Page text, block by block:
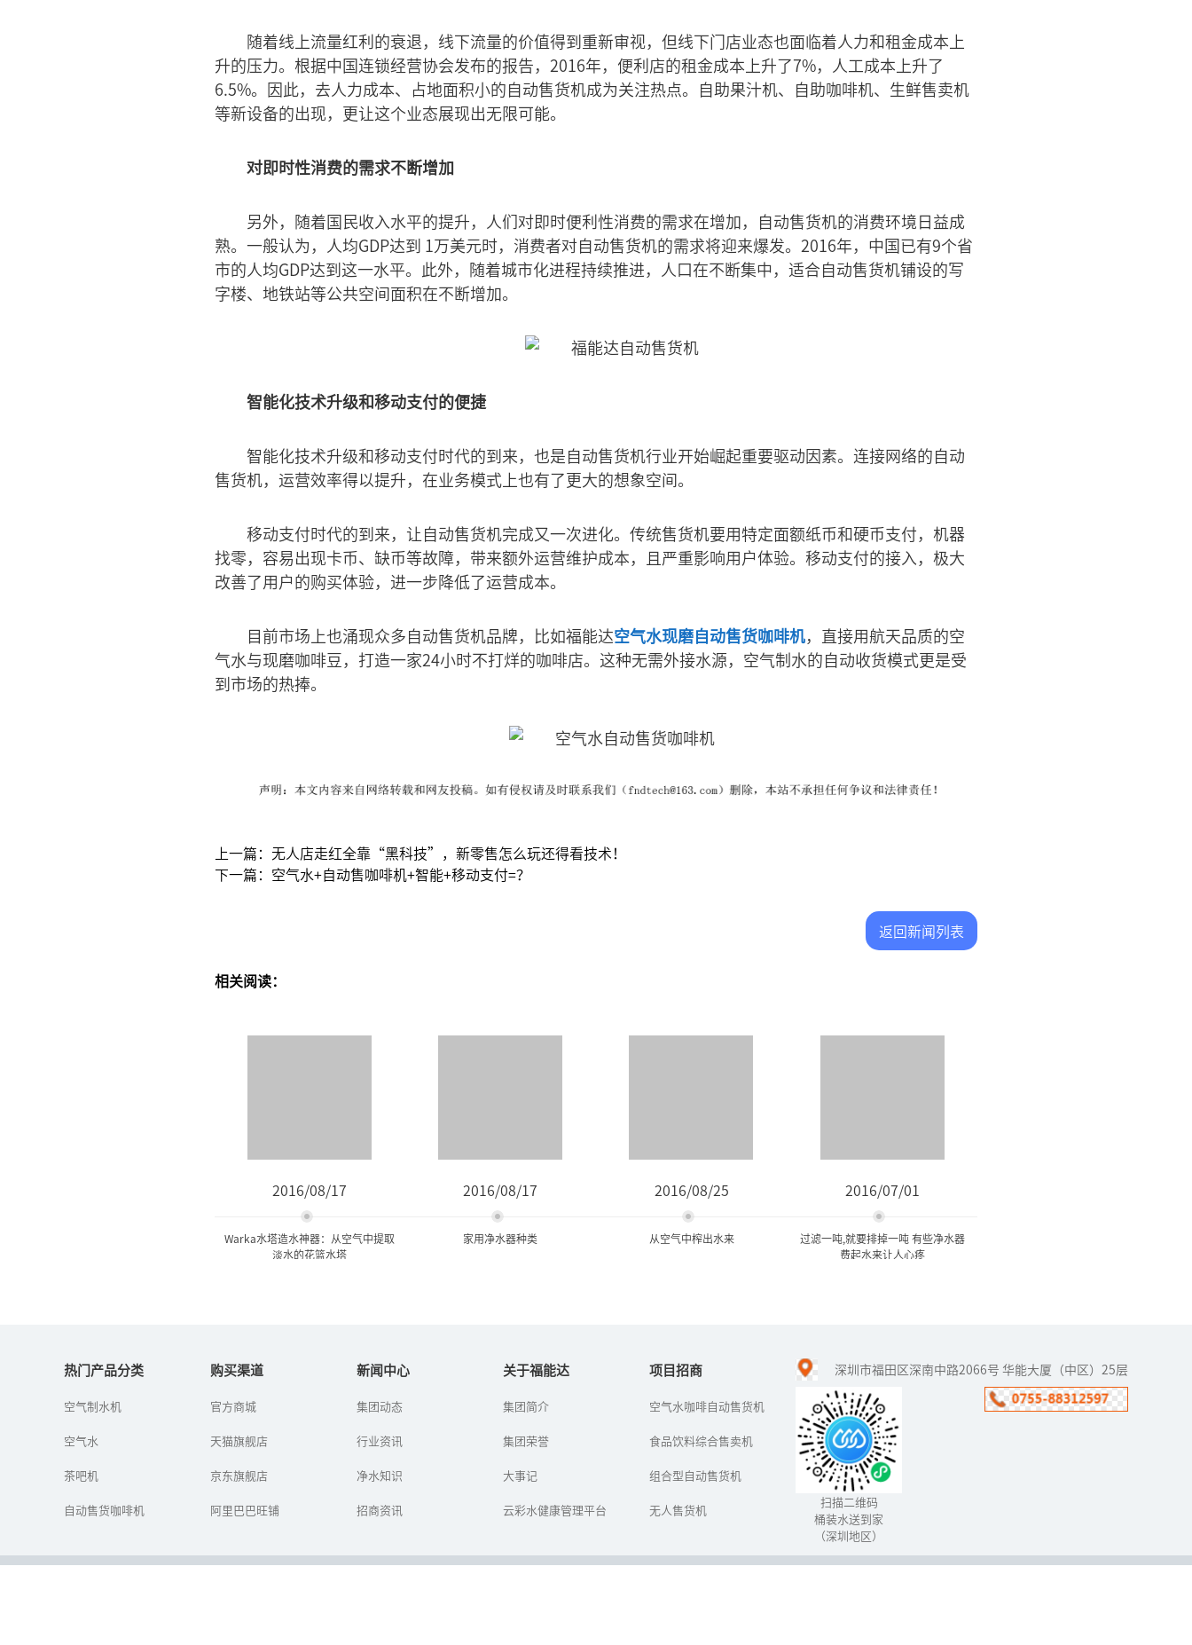
随着线上流量红利的衰退，线下流量的价值得到重新审视，但线下门店业态也面临着人力和租金成本上
升的压力。根据中国连锁经营协会发布的报告，2016年，便利店的租金成本上升了7%，人工成本上升了
6.5%。因此，去人力成本、占地面积小的自动售货机成为关注热点。自助果汁机、自助咖啡机、生鲜售卖机
等新设备的出现，更让这个业态展现出无限可能。
对即时性消费的需求不断增加
另外，随着国民收入水平的提升，人们对即时便利性消费的需求在增加，自动售货机的消费环境日益成
熟。一般认为，人均GDP达到 1万美元时，消费者对自动售货机的需求将迎来爆发。2016年，中国已有9个省
市的人均GDP达到这一水平。此外，随着城市化进程持续推进，人口在不断集中，适合自动售货机铺设的写
字楼、地铁站等公共空间面积在不断增加。
智能化技术升级和移动支付的便捷
智能化技术升级和移动支付时代的到来，也是自动售货机行业开始崛起重要驱动因素。连接网络的自动
售货机，运营效率得以提升，在业务模式上也有了更大的想象空间。
移动支付时代的到来，让自动售货机完成又一次进化。传统售货机要用特定面额纸币和硬币支付，机器
找零，容易出现卡币、缺币等故障，带来额外运营维护成本，且严重影响用户体验。移动支付的接入，极大
改善了用户的购买体验，进一步降低了运营成本。
目前市场上也涌现众多自动售货机品牌，比如福能达空气水现磨自动售货咖啡机，直接用航天品质的空
气水与现磨咖啡豆，打造一家24小时不打烊的咖啡店。这种无需外接水源，空气制水的自动收货模式更是受
到市场的热捧。
上一篇：无人店走红全靠“黑科技”，新零售怎么玩还得看技术！
下一篇：空气水+自动售咖啡机+智能+移动支付=？
返回新闻列表
相关阅读：
2016/08/17
Warka水塔造水神器：从空气中提取
淡水的花篮水塔
一个名为WaterProject的
比亚的东北部，人们每年
寻找水源，而且找...
2016/08/17
家用净水器种类
在许多家庭都用上了净水
浴用水都可以用到净水机
2016/08/25
从空气中榨出水来
跑。水用完了，人类怎么
世界水日到来之时，对人
康生活选择...
2016/07/01
过滤一吨,就要排掉一吨 有些净水器
费起水来让人心疼
如今，市民越来越注意饮
用水健康，安装净水器的
人越来越多。就算家里不
安，很多居民也选择到小
区里的净水器上打水。那
么，顾客在...
热门产品分类
空气制水机
空气水
茶吧机
自动售货咖啡机
购买渠道
官方商城
天猫旗舰店
京东旗舰店
阿里巴巴旺铺
新闻中心
集团动态
行业资讯
净水知识
招商资讯
关于福能达
集团简介
集团荣誉
大事记
云彩水健康管理平台
项目招商
空气水咖啡自动售货机
食品饮料综合售卖机
组合型自动售货机
无人售货机
深圳市福田区深南中路2066号 华能大厦（中区）25层
扫描二维码
桶装水送到家
（深圳地区）